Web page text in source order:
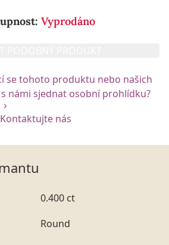
Vyprodáno
se tohoto produktu nebo našich
námi sjednat osobní prohlídku?
Kontaktujte nás
0.400 ct
Round